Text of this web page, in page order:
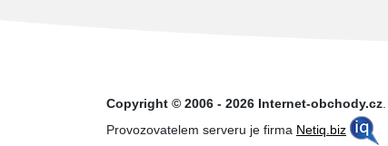
Copyright © 2006 - 2026 Internet-obchody.cz.
Provozovatelem serveru je firma Netiq.biz